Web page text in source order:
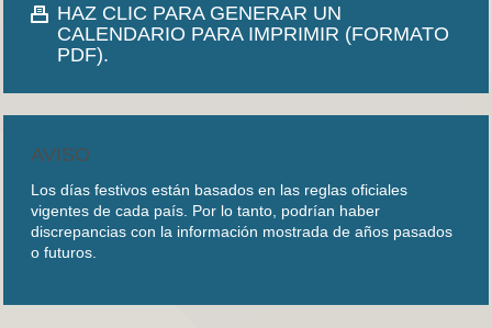
HAZ CLIC PARA GENERAR UN
CALENDARIO PARA IMPRIMIR (FORMATO
PDF).
AVISO
Los días festivos están basados en las reglas oficiales
vigentes de cada país. Por lo tanto, podrían haber
discrepancias con la información mostrada de años pasados
o futuros.